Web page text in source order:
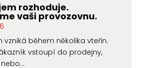
rozhoduje.
vaši provozovnu.
vzniká během několika vteřin.
vstoupí do prodejny,